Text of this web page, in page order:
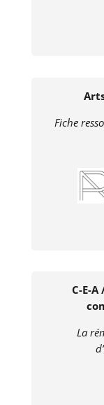
Fiche
C-E-
La